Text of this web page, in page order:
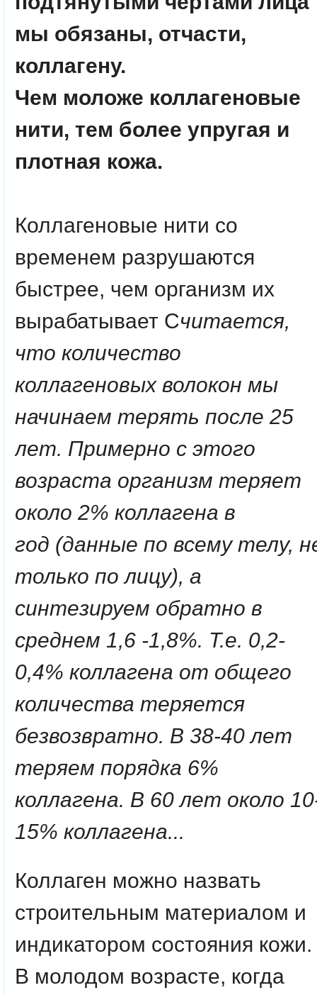
мы обязаны, отчасти,
коллагену.
Чем моложе коллагеновые
нити, тем более упругая и
плотная кожа.
Коллагеновые нити со
временем разрушаются
быстрее, чем организм их
вырабатывает Считается,
что количество
коллагеновых волокон мы
начинаем терять после 25
лет. Примерно с этого
возраста организм теряет
около 2% коллагена в
год (данные по всему телу,
только по лицу), а
синтезируем обратно в
среднем 1,6 -1,8%. Т.е. 0,2-
0,4% коллагена от общего
количества теряется
безвозвратно. В 38-40 лет
теряем порядка 6%
коллагена. В 60 лет около
15% коллагена...
Коллаген можно назвать
строительным материалом и
индикатором состояния кожи.
В молодом возрасте, когда